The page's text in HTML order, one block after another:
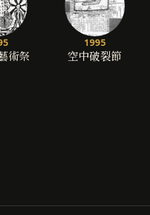
術祭
1995
空中破裂節